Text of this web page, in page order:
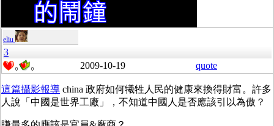
eliu
3
0 0 2009-10-19 quote
這篇攝影報導 china 政府如何犧牲人民的健康來換得財富。許多
人說「中國是世界工廠」，不知道中國人是否應該引以為傲？